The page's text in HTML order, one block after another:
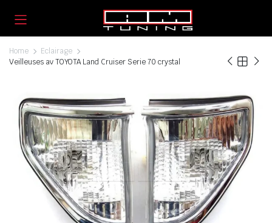
Home
Eclairage
Veilleuses av TOYOTA Land Cruiser Serie 70 crystal